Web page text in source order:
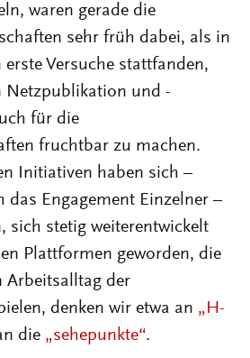
waren gerade die
sehr früh dabei, als in
erste Versuche stattfanden,
Netzpublikation und -
für die
fruchtbar zu machen.
Initiativen haben sich –
das Engagement Einzelner –
sich stetig weiterentwickelt
Plattformen geworden, die
Arbeitsalltag der
denken wir etwa an „H-
die „sehepunkte“.